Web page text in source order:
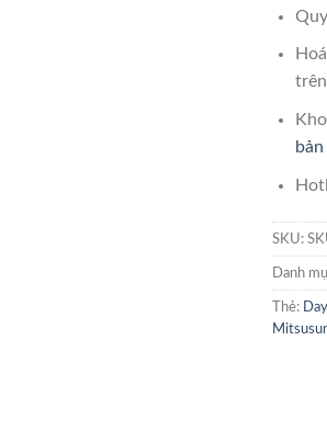
SKU:
Danh
Thẻ: